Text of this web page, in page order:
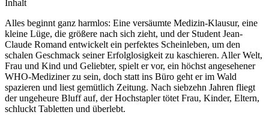
Inhalt
Alles beginnt ganz harmlos: Eine versäumte Medizin-Klausur, eine
kleine Lüge, die größere nach sich zieht, und der Student Jean-
Claude Romand entwickelt ein perfektes Scheinleben, um den
schalen Geschmack seiner Erfolglosigkeit zu kaschieren. Aller Welt,
Frau und Kind und Geliebter, spielt er vor, ein höchst angesehener
WHO-Mediziner zu sein, doch statt ins Büro geht er im Wald
spazieren und liest gemütlich Zeitung. Nach siebzehn Jahren fliegt
der ungeheure Bluff auf, der Hochstapler tötet Frau, Kinder, Eltern,
schluckt Tabletten und überlebt.